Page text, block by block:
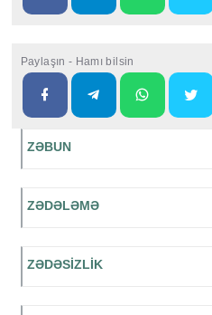
Paylaşın - Hamı bilsin
ZƏBUN
ZƏDƏLƏMƏ
ZƏDƏSİZLİK